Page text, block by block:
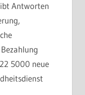
Antworten
5000 neue